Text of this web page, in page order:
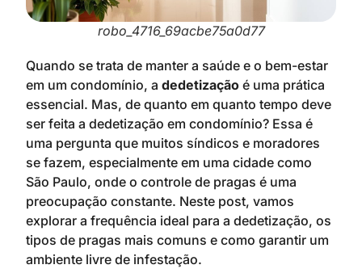
robo_4716_69acbe75a0d77
Quando se trata de manter a saúde e o bem-estar
em um condomínio, a dedetização é uma prática
essencial. Mas, de quanto em quanto tempo deve
ser feita a dedetização em condomínio? Essa é
uma pergunta que muitos síndicos e moradores
se fazem, especialmente em uma cidade como
São Paulo, onde o controle de pragas é uma
preocupação constante. Neste post, vamos
explorar a frequência ideal para a dedetização, os
tipos de pragas mais comuns e como garantir um
ambiente livre de infestação.